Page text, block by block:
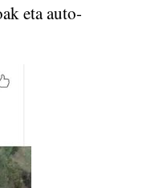
eta auto-